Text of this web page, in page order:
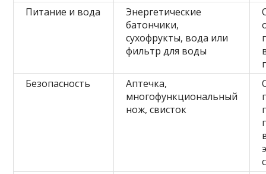
Питание и вода
Энергетические
батончики,
сухофрукты, вода или
фильтр для воды
Безопасность
Аптечка,
многофункциональный
нож, свисток